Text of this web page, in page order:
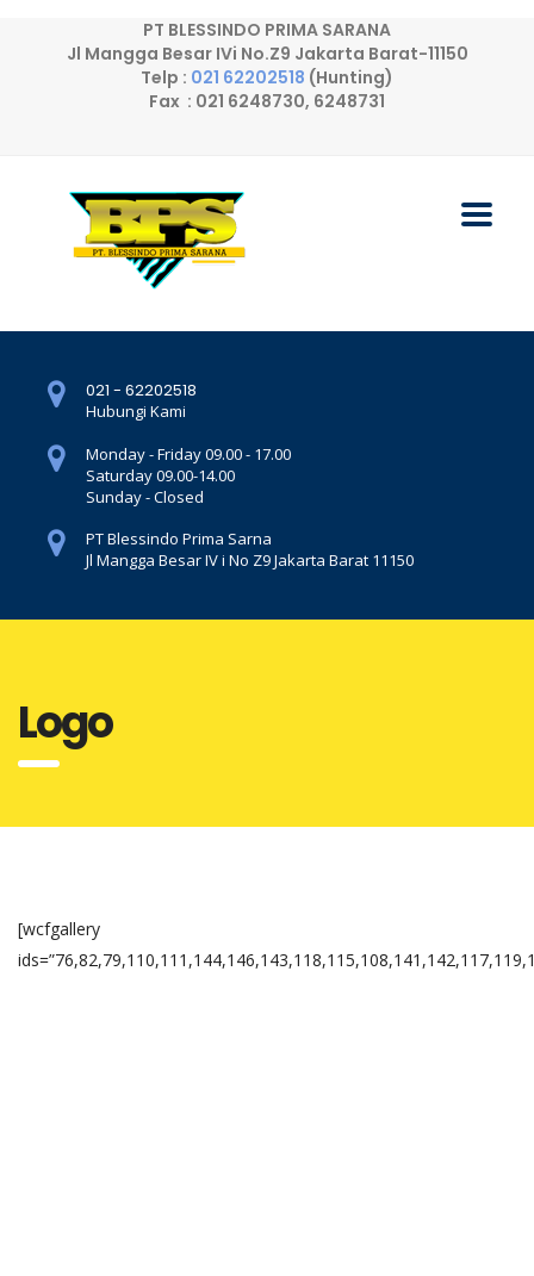
PT BLESSINDO PRIMA SARANA
Jl Mangga Besar IVi No.Z9 Jakarta Barat-11150
Telp : 021 62202518 (Hunting)
Fax : 021 6248730, 6248731
021 - 62202518
Hubungi Kami
Monday - Friday 09.00 - 17.00
Saturday 09.00-14.00
Sunday - Closed
PT Blessindo Prima Sarna
Jl Mangga Besar IV i No Z9 Jakarta Barat 11150
Logo
[wcfgallery